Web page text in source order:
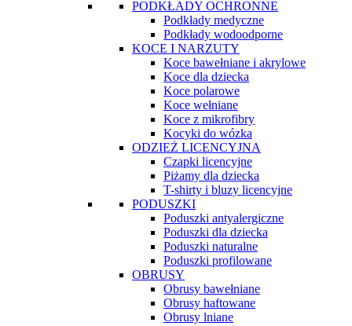
PODKŁADY OCHRONNE
Podkłady medyczne
Podkłady wodoodporne
KOCE I NARZUTY
Koce bawełniane i akrylowe
Koce dla dziecka
Koce polarowe
Koce wełniane
Koce z mikrofibry
Kocyki do wózka
ODZIEŻ LICENCYJNA
Czapki licencyjne
Piżamy dla dziecka
T-shirty i bluzy licencyjne
PODUSZKI
Poduszki antyalergiczne
Poduszki dla dziecka
Poduszki naturalne
Poduszki profilowane
OBRUSY
Obrusy bawełniane
Obrusy haftowane
Obrusy lniane